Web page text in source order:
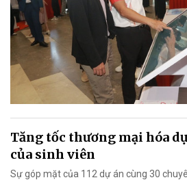
Tăng tốc thương mại hóa
của sinh viên
Sự góp mặt của 112 dự án cùng 30